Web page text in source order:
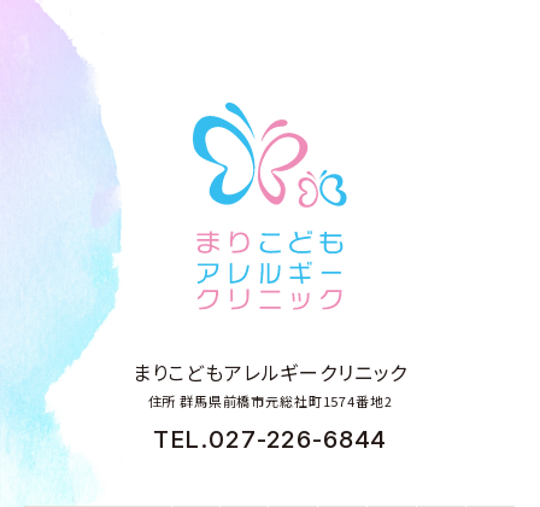
まりこどもアレルギークリニック
住所 群馬県前橋市元総社町1574番地2
TEL.027-226-6844